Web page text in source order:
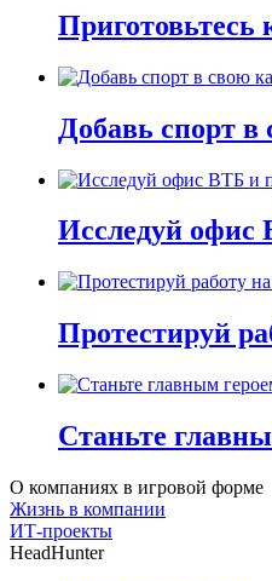
Приготовьтесь
Добавь спорт в
Исследуй офис
Протестируй
Станьте
О компаниях в игровой форме
Жизнь в компании
ИТ-проекты
HeadHunter